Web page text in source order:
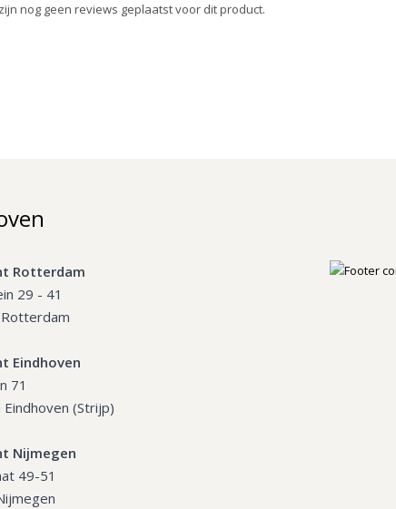
nog geen reviews geplaatst voor dit product.
Rotterdam
29 - 41
Eindhoven
71
Eindhoven (Strijp)
Nijmegen
49-51